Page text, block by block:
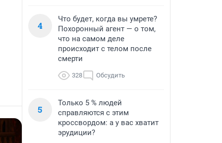
4
Что будет, когда вы умрете?
Похоронный агент — о том,
что на самом деле
происходит с телом после
смерти
328 Обсудить
5
Только 5 % людей
справляются с этим
кроссвордом: а у вас хватит
эрудиции?